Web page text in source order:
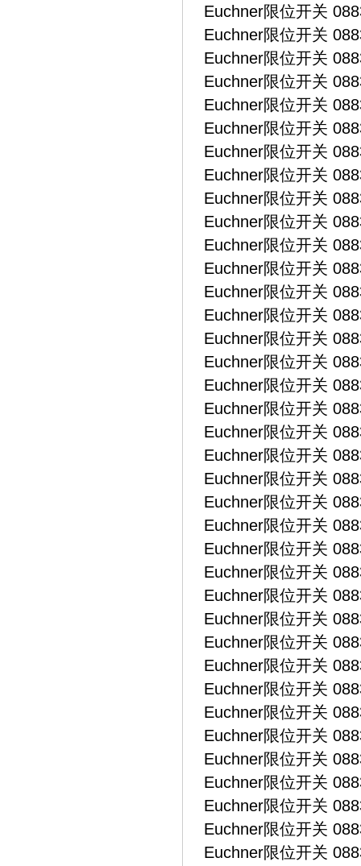
Euchner限位开关
Euchner限位开关
Euchner限位开关
Euchner限位开关
Euchner限位开关
Euchner限位开关
Euchner限位开关
Euchner限位开关
Euchner限位开关
Euchner限位开关
Euchner限位开关
Euchner限位开关
Euchner限位开关
Euchner限位开关
Euchner限位开关
Euchner限位开关
Euchner限位开关
Euchner限位开关
Euchner限位开关
Euchner限位开关
Euchner限位开关
Euchner限位开关
Euchner限位开关
Euchner限位开关
Euchner限位开关
Euchner限位开关
Euchner限位开关
Euchner限位开关
Euchner限位开关
Euchner限位开关
Euchner限位开关
Euchner限位开关
Euchner限位开关
Euchner限位开关
Euchner限位开关
Euchner限位开关
Euchner限位开关